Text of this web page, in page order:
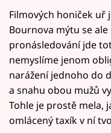
Filmových honiček uř
Bournova mýtu se
pronásledování jde
nemyslíme jenom
narážení jednoho do
a snahu obou mužů
Tohle je prostě mela,
omlácený taxík v ní